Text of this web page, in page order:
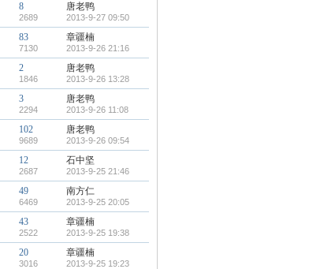
8
2689
唐老鸭
2013-9-27 09:50
83
7130
章疆楠
2013-9-26 21:16
2
1846
唐老鸭
2013-9-26 13:28
3
2294
唐老鸭
2013-9-26 11:08
102
9689
唐老鸭
2013-9-26 09:54
12
2687
石中坚
2013-9-25 21:46
49
6469
南方仁
2013-9-25 20:05
43
2522
章疆楠
2013-9-25 19:38
20
3016
章疆楠
2013-9-25 19:23